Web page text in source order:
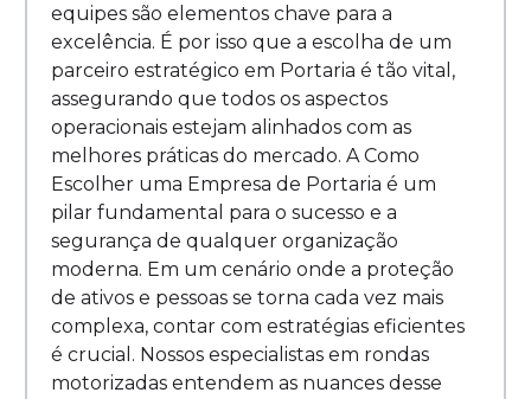
equipes são elementos chave para a
excelência. É por isso que a escolha de um
parceiro estratégico em Portaria é tão vital,
assegurando que todos os aspectos
operacionais estejam alinhados com as
melhores práticas do mercado. A Como
Escolher uma Empresa de Portaria é um
pilar fundamental para o sucesso e a
segurança de qualquer organização
moderna. Em um cenário onde a proteção
de ativos e pessoas se torna cada vez mais
complexa, contar com estratégias eficientes
é crucial. Nossos especialistas em rondas
motorizadas entendem as nuances desse